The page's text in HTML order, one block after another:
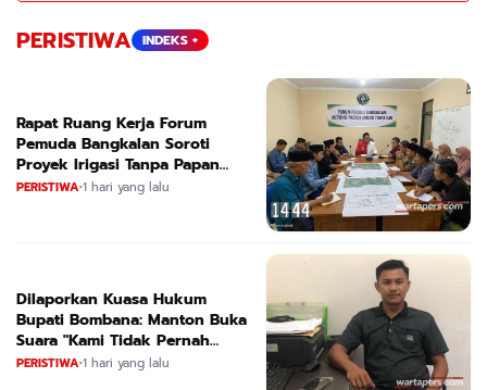
PERISTIWA INDEKS +
Rapat Ruang Kerja Forum
Pemuda Bangkalan Soroti
Proyek Irigasi Tanpa Papan
Nama
PERISTIWA•1 hari yang lalu
Dilaporkan Kuasa Hukum
Bupati Bombana: Manton Buka
Suara "Kami Tidak Pernah
Menutup Ruang Hak Jawab"
PERISTIWA•1 hari yang lalu